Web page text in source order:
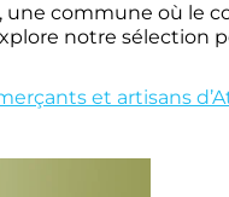
une commune où le
notre sélection
et artisans